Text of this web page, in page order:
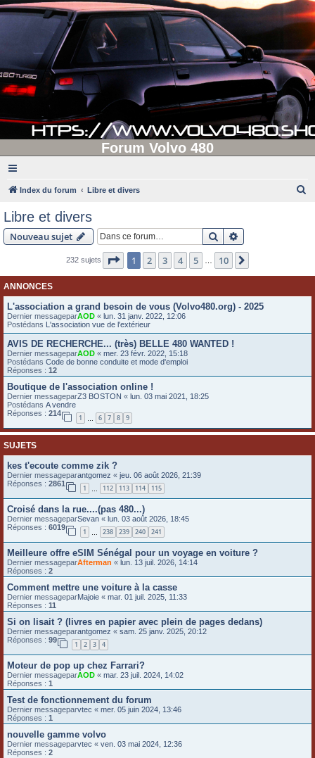
Forum Volvo 480
Index du forum Libre et divers
Libre et divers
Nouveau sujet Rechercher
232 sujets Page 1sur10
1 2 3 4 5 10
ANNONCES
L'association a grand besoin de vous (Volvo480.org) - 2025
Dernier messageparAOD « lun. 31 janv. 2022, 12:06
Postédans L'association vue de l'extérieur
AVIS DE RECHERCHE... (très) BELLE 480 WANTED !
Dernier messageparAOD « mer. 23 févr. 2022, 15:18
Postédans Code de bonne conduite et mode d'emploi
Réponses : 12
Boutique de l'association online !
Dernier messageparZ3 BOSTON « lun. 03 mai 2021, 18:25
Postédans A vendre
Réponses : 214
1 … 6 7 8 9
SUJETS
kes t'ecoute comme zik ?
Dernier messageparantgomez « jeu. 06 août 2026, 21:39
Réponses : 2861
1 … 112 113 114 115
Croisé dans la rue....(pas 480...)
Dernier messageparSevan « lun. 03 août 2026, 18:45
Réponses : 6019
1 … 238 239 240 241
Meilleure offre eSIM Sénégal pour un voyage en voiture ?
Dernier messageparAfterman « lun. 13 juil. 2026, 14:14
Réponses : 2
Comment mettre une voiture à la casse
Dernier messageparMajoie « mar. 01 juil. 2025, 11:33
Réponses : 11
Si on lisait ? (livres en papier avec plein de pages dedans)
Dernier messageparantgomez « sam. 25 janv. 2025, 20:12
Réponses : 99
1 2 3 4
Moteur de pop up chez Farrari?
Dernier messageparAOD « mar. 23 juil. 2024, 14:02
Réponses : 1
Test de fonctionnement du forum
Dernier messageparvtec « mer. 05 juin 2024, 13:46
Réponses : 1
nouvelle gamme volvo
Dernier messageparvtec « ven. 03 mai 2024, 12:36
Réponses : 2